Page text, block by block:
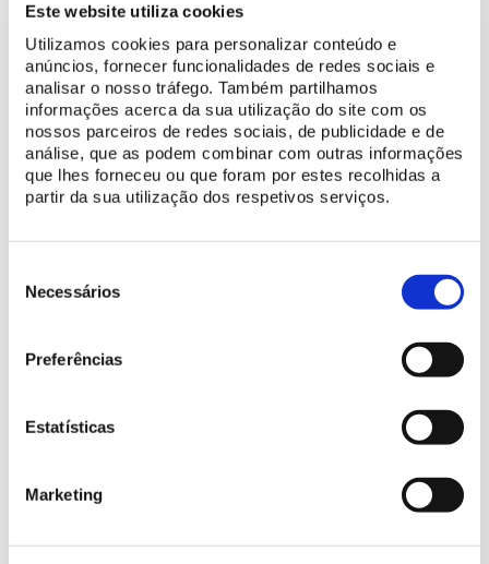
Este website utiliza cookies
Utilizamos cookies para personalizar conteúdo e
anúncios, fornecer funcionalidades de redes sociais e
analisar o nosso tráfego. Também partilhamos
informações acerca da sua utilização do site com os
nossos parceiros de redes sociais, de publicidade e de
análise, que as podem combinar com outras informações
que lhes forneceu ou que foram por estes recolhidas a
partir da sua utilização dos respetivos serviços.
Necessários
Preferências
Estatísticas
Marketing
prevê-se que, futuramente, o número total de parcelas para
cultivo seja alargado para 25.
Com esta iniciativa, aParques de Sintra, em linha com a sua
missão, recupera uma vivência que marcou a história do
Convento dos Capuchos
, trazendo-a para a
contemporaneidade e promovendo o modo de produção
biológico, a produção integrada e a recriação do uso de práticas
sensibilização ambiental.